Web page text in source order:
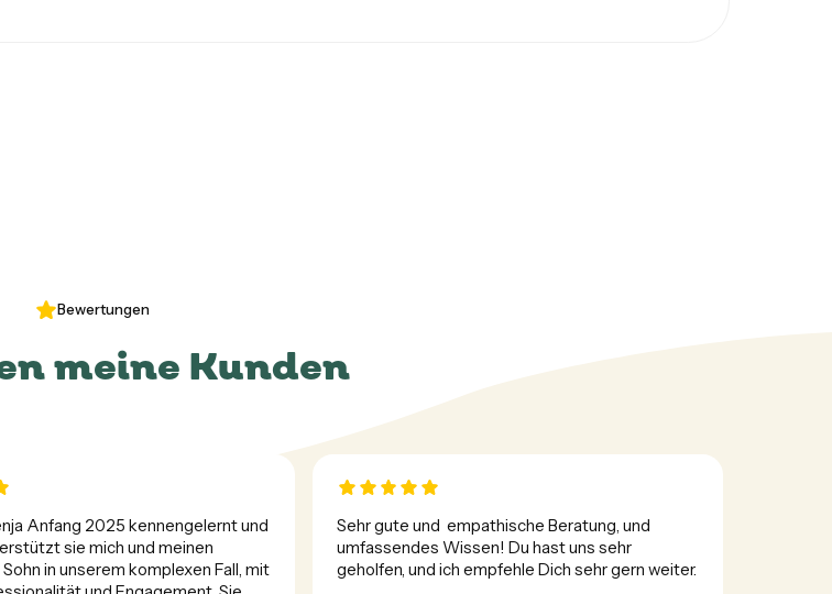
Bewertungen
meine Kunden
Anfang 2025 kennengelernt und
sie mich und meinen
in unserem komplexen Fall, mit
Sehr gute und  empathische Beratung, und
umfassendes Wissen! Du hast uns sehr
geholfen, und ich empfehle Dich sehr gern weiter.